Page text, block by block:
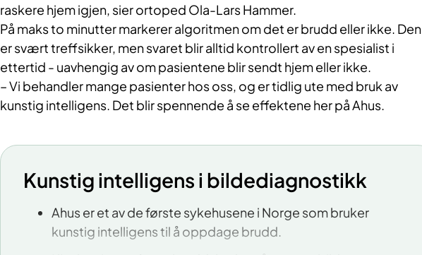
raskere hjem igjen, sier ortoped Ola-Lars Hammer.
På maks to minutter markerer algoritmen om det er brudd eller ikke. Den
er svært treffsikker, men svaret blir alltid kontrollert av en spesialist i
ettertid - uavhengig av om pasientene blir sendt hjem eller ikke.
– Vi behandler mange pasienter hos oss, og er tidlig ute med bruk av
kunstig intelligens. Det blir spennende å se effektene her på Ahus.
Kunstig intelligens i bildediagnostikk
Ahus er et av de første sykehusene i Norge som bruker
kunstig intelligens til å oppdage brudd.